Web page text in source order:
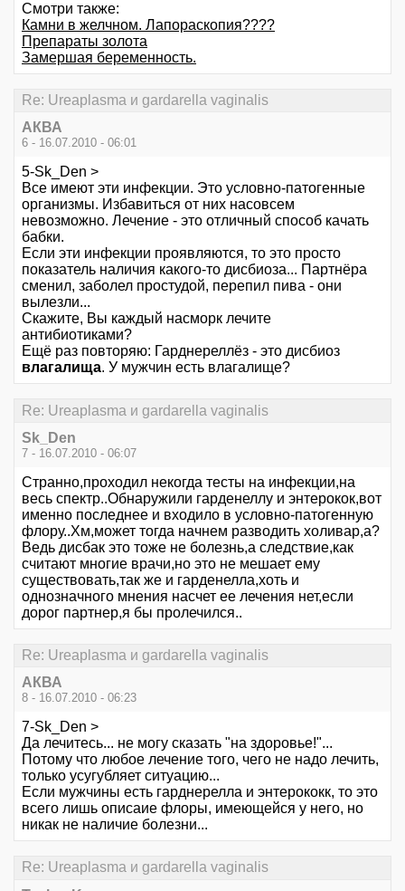
Смотри также:
Камни в желчном. Лапораскопия????
Препараты золота
Замершая беременность.
Re: Ureaplasma и gardarella vaginalis
АКВА
6 - 16.07.2010 - 06:01
5-Sk_Den >
Все имеют эти инфекции. Это условно-патогенные
организмы. Избавиться от них насовсем
невозможно. Лечение - это отличный способ качать
бабки.
Если эти инфекции проявляются, то это просто
показатель наличия какого-то дисбиоза... Партнёра
сменил, заболел простудой, перепил пива - они
вылезли...
Скажите, Вы каждый насморк лечите
антибиотиками?
Ещё раз повторяю: Гарднереллёз - это дисбиоз
влагалища. У мужчин есть влагалище?
Re: Ureaplasma и gardarella vaginalis
Sk_Den
7 - 16.07.2010 - 06:07
Странно,проходил некогда тесты на инфекции,на
весь спектр..Обнаружили гарденеллу и энтерокок,вот
именно последнее и входило в условно-патогенную
флору..Хм,может тогда начнем разводить холивар,а?
Ведь дисбак это тоже не болезнь,а следствие,как
считают многие врачи,но это не мешает ему
существовать,так же и гарденелла,хоть и
однозначного мнения насчет ее лечения нет,если
дорог партнер,я бы пролечился..
Re: Ureaplasma и gardarella vaginalis
АКВА
8 - 16.07.2010 - 06:23
7-Sk_Den >
Да лечитесь... не могу сказать "на здоровье!"...
Потому что любое лечение того, чего не надо лечить,
только усугубляет ситуацию...
Если мужчины есть гарднерелла и энтерококк, то это
всего лишь описаие флоры, имеющейся у него, но
никак не наличие болезни...
Re: Ureaplasma и gardarella vaginalis